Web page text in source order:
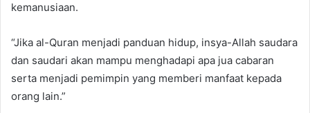
kemanusiaan.
“Jika al-Quran menjadi panduan hidup, insya-Allah saudara
dan saudari akan mampu menghadapi apa jua cabaran
serta menjadi pemimpin yang memberi manfaat kepada
orang lain.”